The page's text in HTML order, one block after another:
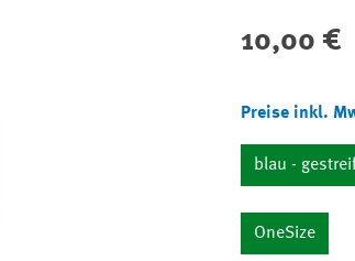
Regulärer Preis:
10,00 €
Preise inkl.
blau -
OneSize